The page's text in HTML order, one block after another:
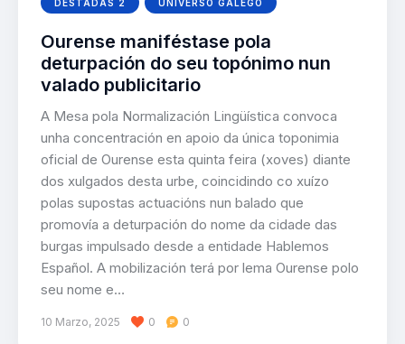
DESTADAS 2 UNIVERSO GALEGO
Ourense maniféstase pola
deturpación do seu topónimo nun
valado publicitario
A Mesa pola Normalización Lingüística convoca
unha concentración en apoio da única toponimia
oficial de Ourense esta quinta feira (xoves) diante
dos xulgados desta urbe, coincidindo co xuízo
polas supostas actuacións nun balado que
promovía a deturpación do nome da cidade das
burgas impulsado desde a entidade Hablemos
Español. A mobilización terá por lema Ourense polo
seu nome e…
10 Marzo, 2025 0 0